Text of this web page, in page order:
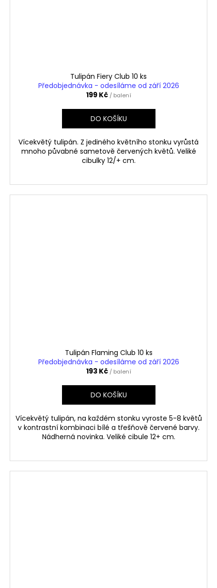
Tulipán Fiery Club 10 ks
Předobjednávka - odesíláme od září 2026
199 Kč / balení
DO KOŠÍKU
Vícekvětý tulipán. Z jediného květního stonku vyrůstá
mnoho půvabné sametově červených květů. Veliké
cibulky 12/+ cm.
Tulipán Flaming Club 10 ks
Předobjednávka - odesíláme od září 2026
193 Kč / balení
DO KOŠÍKU
Vícekvětý tulipán, na každém stonku vyroste 5-8 květů
v kontrastní kombinaci bílé a třešňově červené barvy.
Nádherná novinka. Veliké cibule 12+ cm.